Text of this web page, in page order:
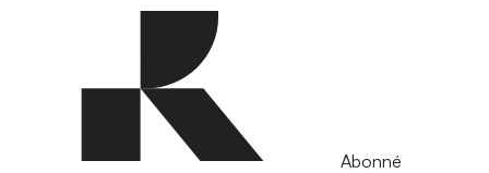
Abonné